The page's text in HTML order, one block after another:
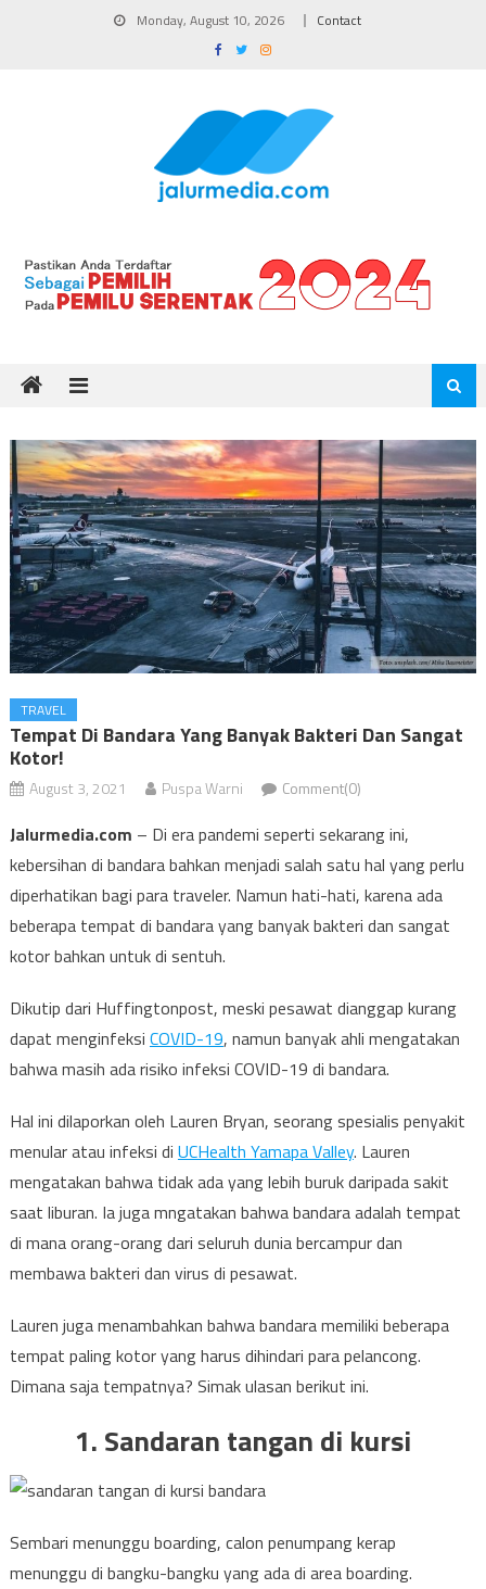
Monday, August 10, 2026 Contact
TRAVEL
Tempat Di Bandara Yang Banyak Bakteri Dan Sangat
Kotor!
August 3, 2021 Puspa Warni Comment(0)
Jalurmedia.com – Di era pandemi seperti sekarang ini,
kebersihan di bandara bahkan menjadi salah satu hal yang perlu
diperhatikan bagi para traveler. Namun hati-hati, karena ada
beberapa tempat di bandara yang banyak bakteri dan sangat
kotor bahkan untuk di sentuh.
Dikutip dari Huffingtonpost, meski pesawat dianggap kurang
dapat menginfeksi COVID-19, namun banyak ahli mengatakan
bahwa masih ada risiko infeksi COVID-19 di bandara.
Hal ini dilaporkan oleh Lauren Bryan, seorang spesialis penyakit
menular atau infeksi di UCHealth Yamapa Valley. Lauren
mengatakan bahwa tidak ada yang lebih buruk daripada sakit
saat liburan. Ia juga mngatakan bahwa bandara adalah tempat
di mana orang-orang dari seluruh dunia bercampur dan
membawa bakteri dan virus di pesawat.
Lauren juga menambahkan bahwa bandara memiliki beberapa
tempat paling kotor yang harus dihindari para pelancong.
Dimana saja tempatnya? Simak ulasan berikut ini.
1. Sandaran tangan di kursi
Sembari menunggu boarding, calon penumpang kerap
menunggu di bangku-bangku yang ada di area boarding.